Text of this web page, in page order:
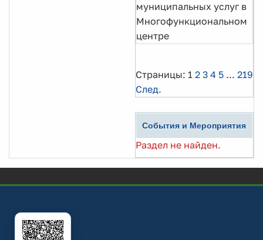
муниципальных услуг в
Многофункциональном
центре
Страницы: 1 2 3 4 5 ... 219
След.
События и Мероприятия
Раздел не найден.